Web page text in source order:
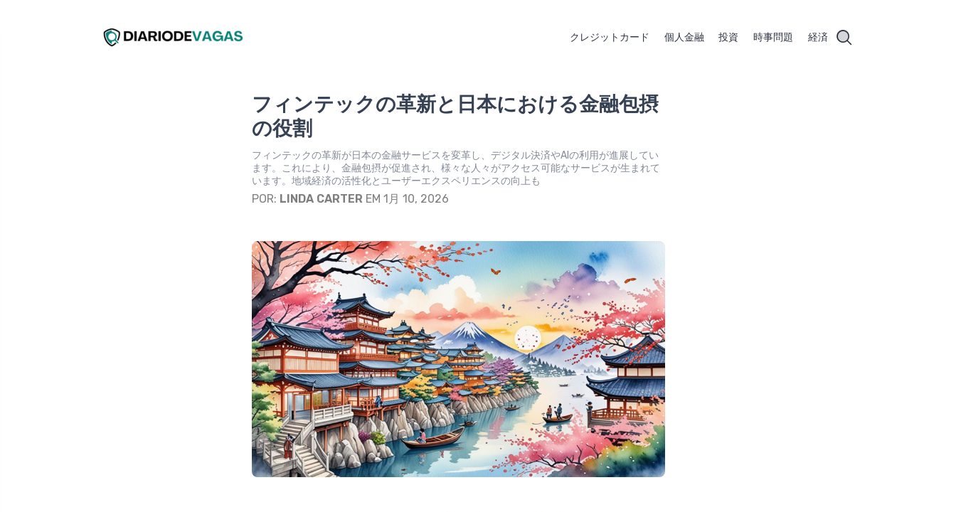
クレジットカード 個人金融 投資 時事問題 経済
フィンテックの革新と日本における金融包摂
の役割
フィンテックの革新が日本の金融サービスを変革し、デジタル決済やAIの利用が進展してい
ます。これにより、金融包摂が促進され、様々な人々がアクセス可能なサービスが生まれて
います。地域経済の活性化とユーザーエクスペリエンスの向上も
POR: LINDA CARTER EM 1月 10, 2026